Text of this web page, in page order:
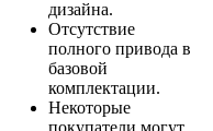
дизайна.
Отсутствие
полного привода в
базовой
комплектации.
Некоторые
покупатели могут